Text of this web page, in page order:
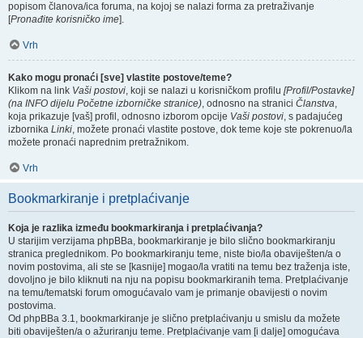
popisom članova/ica foruma, na kojoj se nalazi forma za pretraživanje
[Pronađite korisničko ime].
Vrh
Kako mogu pronaći [sve] vlastite postove/teme?
Klikom na link Vaši postovi, koji se nalazi u korisničkom profilu [Profil/Postavke]
(na INFO dijelu Početne izborničke stranice), odnosno na stranici Članstva,
koja prikazuje [vaš] profil, odnosno izborom opcije Vaši postovi, s padajućeg
izbornika Linki, možete pronaći vlastite postove, dok teme koje ste pokrenuo/la
možete pronaći naprednim pretražnikom.
Vrh
Bookmarkiranje i pretplaćivanje
Koja je razlika između bookmarkiranja i pretplaćivanja?
U starijim verzijama phpBBa, bookmarkiranje je bilo slično bookmarkiranju
stranica preglednikom. Po bookmarkiranju teme, niste bio/la obaviješten/a o
novim postovima, ali ste se [kasnije] mogao/la vratiti na temu bez traženja iste,
dovoljno je bilo kliknuti na nju na popisu bookmarkiranih tema. Pretplaćivanje
na temu/tematski forum omogućavalo vam je primanje obavijesti o novim
postovima.
Od phpBBa 3.1, bookmarkiranje je slično pretplaćivanju u smislu da možete
biti obaviješten/a o ažuriranju teme. Pretplaćivanje vam [i dalje] omogućava